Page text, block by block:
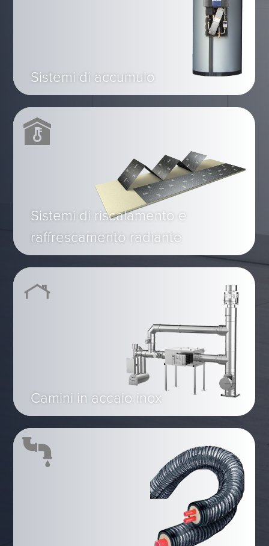
Sistemi di accumulo
Sistemi di riscalamento e
raffrescamento radiante
Camini in accaio inox